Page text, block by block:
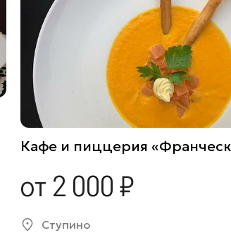
Кафе и пиццерия
от 2 000 ₽
Ступино